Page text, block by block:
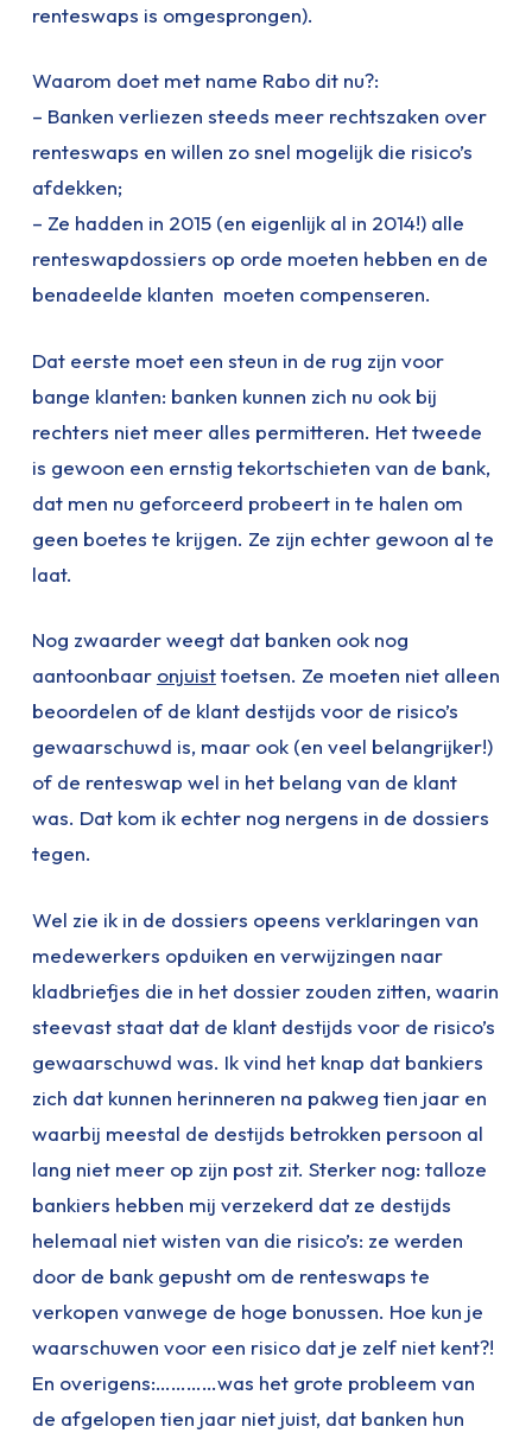
renteswaps is omgesprongen).
Waarom doet met name Rabo dit nu?:
– Banken verliezen steeds meer rechtszaken over
renteswaps en willen zo snel mogelijk die risico’s
afdekken;
– Ze hadden in 2015 (en eigenlijk al in 2014!) alle
renteswapdossiers op orde moeten hebben en de
benadeelde klanten moeten compenseren.
Dat eerste moet een steun in de rug zijn voor
bange klanten: banken kunnen zich nu ook bij
rechters niet meer alles permitteren. Het tweede
is gewoon een ernstig tekortschieten van de bank,
dat men nu geforceerd probeert in te halen om
geen boetes te krijgen. Ze zijn echter gewoon al te
laat.
Nog zwaarder weegt dat banken ook nog
aantoonbaar onjuisttoetsen. Ze moeten niet alleen
beoordelen of de klant destijds voor de risico’s
gewaarschuwd is, maar ook (en veel belangrijker!)
of de renteswap wel in het belang van de klant
was. Dat kom ik echter nog nergens in de dossiers
tegen.
Wel zie ik in de dossiers opeens verklaringen van
medewerkers opduiken en verwijzingen naar
kladbriefjes die in het dossier zouden zitten, waarin
steevast staat dat de klant destijds voor de risico’s
gewaarschuwd was. Ik vind het knap dat bankiers
zich dat kunnen herinneren na pakweg tien jaar en
waarbij meestal de destijds betrokken persoon al
lang niet meer op zijn post zit. Sterker nog: talloze
bankiers hebben mij verzekerd dat ze destijds
helemaal niet wisten van die risico’s: ze werden
door de bank gepusht om de renteswaps te
verkopen vanwege de hoge bonussen. Hoe kun je
waarschuwen voor een risico dat je zelf niet kent?!
En overigens:…………was het grote probleem van
de afgelopen tien jaar niet juist, dat banken hun